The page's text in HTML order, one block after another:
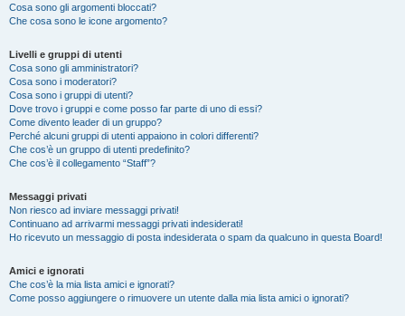
Cosa sono gli argomenti bloccati?
Che cosa sono le icone argomento?
Livelli e gruppi di utenti
Cosa sono gli amministratori?
Cosa sono i moderatori?
Cosa sono i gruppi di utenti?
Dove trovo i gruppi e come posso far parte di uno di essi?
Come divento leader di un gruppo?
Perché alcuni gruppi di utenti appaiono in colori differenti?
Che cos’è un gruppo di utenti predefinito?
Che cos’è il collegamento “Staff”?
Messaggi privati
Non riesco ad inviare messaggi privati!
Continuano ad arrivarmi messaggi privati indesiderati!
Ho ricevuto un messaggio di posta indesiderata o spam da qualcuno in questa Board!
Amici e ignorati
Che cos’è la mia lista amici e ignorati?
Come posso aggiungere o rimuovere un utente dalla mia lista amici o ignorati?